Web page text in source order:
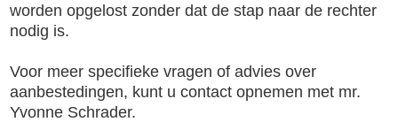
worden opgelost zonder dat de stap naar de rechter
nodig is.
Voor meer specifieke vragen of advies over
aanbestedingen, kunt u contact opnemen met mr.
Yvonne Schrader.